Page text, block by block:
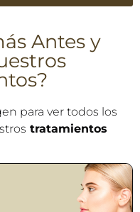
Antes y
para ver todos los
tratamientos